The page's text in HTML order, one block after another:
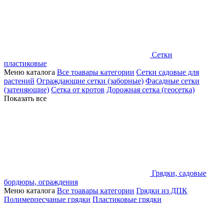
Сетки
пластиковые
Меню каталога Все тоавары категории Сетки садовые для
растений Ограждающие сетки (заборные) Фасадные сетки
(затеняющие) Сетка от кротов Дорожная сетка (геосетка)
Показать все
Грядки, садовые
бордюры, ограждения
Меню каталога Все тоавары категории Грядки из ДПК
Полимерпесчаные грядки Пластиковые грядки